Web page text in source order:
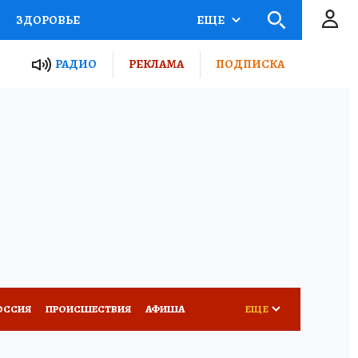
ЗДОРОВЬЕ
РОССИИ
ЕЩЕ
РАДИО РЕКЛАМА ПОДПИСКА
ПРОИСШЕСТВИЯ АФИША ЕЩЕ